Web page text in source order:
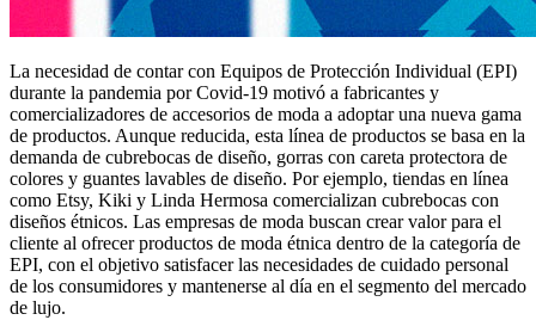
La necesidad de contar con Equipos de Protección Individual (EPI)
durante la pandemia por Covid-19 motivó a fabricantes y
comercializadores de accesorios de moda a adoptar una nueva gama
de productos. Aunque reducida, esta línea de productos se basa en la
demanda de cubrebocas de diseño, gorras con careta protectora de
colores y guantes lavables de diseño. Por ejemplo, tiendas en línea
como Etsy, Kiki y Linda Hermosa comercializan cubrebocas con
diseños étnicos. Las empresas de moda buscan crear valor para el
cliente al ofrecer productos de moda étnica dentro de la categoría de
EPI, con el objetivo satisfacer las necesidades de cuidado personal
de los consumidores y mantenerse al día en el segmento del mercado
de lujo.